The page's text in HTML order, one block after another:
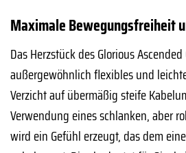
Maximale Bewegungsfreiheit
Das Herzstück des Glorious
außergewöhnlich flexibles und
Verzicht auf übermäßig steife
Verwendung eines schlanken, aber
wird ein Gefühl erzeugt, das dem